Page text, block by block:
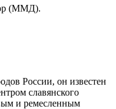
(ММД).
России, он известен
славянского
и ремесленным